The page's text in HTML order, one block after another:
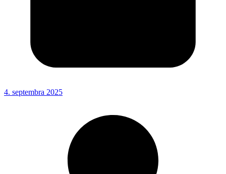
4. septembra 2025